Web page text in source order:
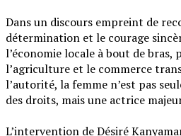
Dans un discours empreint de
détermination et le courage
l’économie locale à bout de
l’agriculture et le commerce
l’autorité, la femme n’est pas
des droits, mais une actrice
‎L’intervention de Désiré